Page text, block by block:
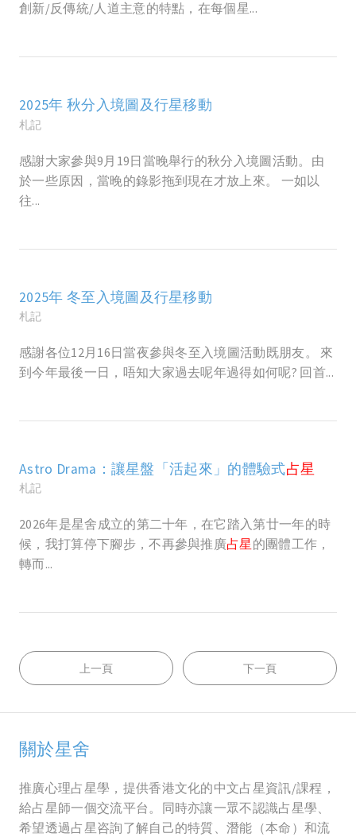
創新/反傳統/人道主意的特點，在每個星...
2025年 秋分入境圖及行星移動
札記
感謝大家參與9月19日當晚舉行的秋分入境圖活動。由
於一些原因，當晚的錄影拖到現在才放上來。 一如以
往...
2025年 冬至入境圖及行星移動
札記
感謝各位12月16日當夜參與冬至入境圖活動既朋友。 來
到今年最後一日，唔知大家過去呢年過得如何呢? 回首...
Astro Drama：讓星盤「活起來」的體驗式占星
札記
2026年是星舍成立的第二十年，在它踏入第廿一年的時
候，我打算停下腳步，不再參與推廣占星 的團體工作，
轉而...
上一頁 下一頁
關於星舍
推廣心理占星學，提供香港文化的中文占星資訊/課程，
給占星師一個交流平台。同時亦讓一眾不認識占星學、
希望透過占星咨詢了解自己的特質、潛能（本命）和流